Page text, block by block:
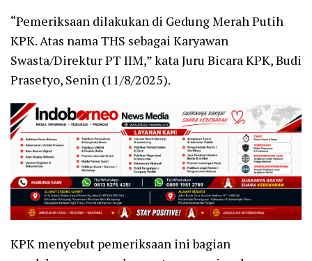
“Pemeriksaan dilakukan di Gedung Merah Putih
KPK. Atas nama THS sebagai Karyawan
Swasta/Direktur PT IIM,” kata Juru Bicara KPK, Budi
Prasetyo, Senin (11/8/2025).
KPK menyebut pemeriksaan ini bagian